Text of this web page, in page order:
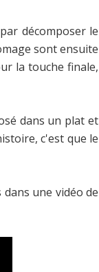
décomposer le
sont ensuite
la touche finale,
dans un plat et
c'est que le
une vidéo de